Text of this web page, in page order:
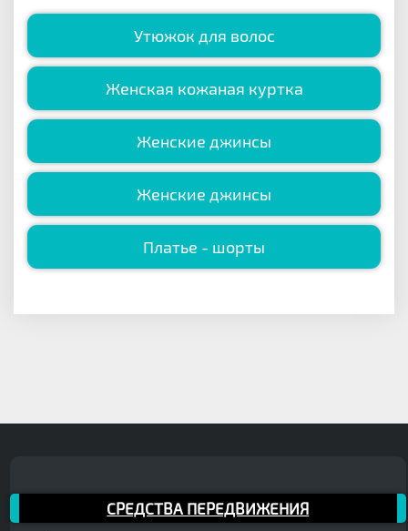
Утюжок для волос
Женская кожаная куртка
Женские джинсы
Женские джинсы
Платье - шорты
СРЕДСТВА ПЕРЕДВИЖЕНИЯ